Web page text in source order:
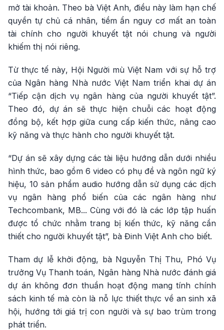
mở tài khoản. Theo bà Việt Anh, điều này làm hạn chế
quyền tự chủ cá nhân, tiềm ẩn nguy cơ mất an toàn
tài chính cho người khuyết tật nói chung và người
khiếm thị nói riêng.
Từ thực tế này, Hội Người mù Việt Nam với sự hỗ trợ
của Ngân hàng Nhà nước Việt Nam triển khai dự án
“Tiếp cận dịch vụ ngân hàng của người khuyết tật”.
Theo đó, dự án sẽ thực hiện chuỗi các hoạt động
đồng bộ, kết hợp giữa cung cấp kiến thức, nâng cao
kỹ năng và thực hành cho người khuyết tật.
“Dự án sẽ xây dựng các tài liệu hướng dẫn dưới nhiều
hình thức, bao gồm 6 video có phụ đề và ngôn ngữ ký
hiệu, 10 sản phẩm audio hướng dẫn sử dụng các dịch
vụ ngân hàng phổ biến của các ngân hàng như
Techcombank, MB... Cùng với đó là các lớp tập huấn
được tổ chức nhằm trang bị kiến thức, kỹ năng cần
thiết cho người khuyết tật”, bà Đinh Việt Anh cho biết.
Tham dự lễ khởi động, bà Nguyễn Thị Thu, Phó Vụ
trưởng Vụ Thanh toán, Ngân hàng Nhà nước đánh giá
dự án không đơn thuần hoạt động mang tính chính
sách kinh tế mà còn là nỗ lực thiết thực về an sinh xã
hội, hướng tới giá trị con người và sự bao trùm trong
phát triển.